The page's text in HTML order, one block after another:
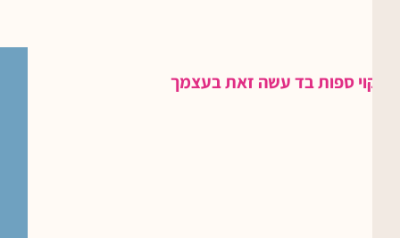
ניקוי ספות בד עשה זאת בעצמך